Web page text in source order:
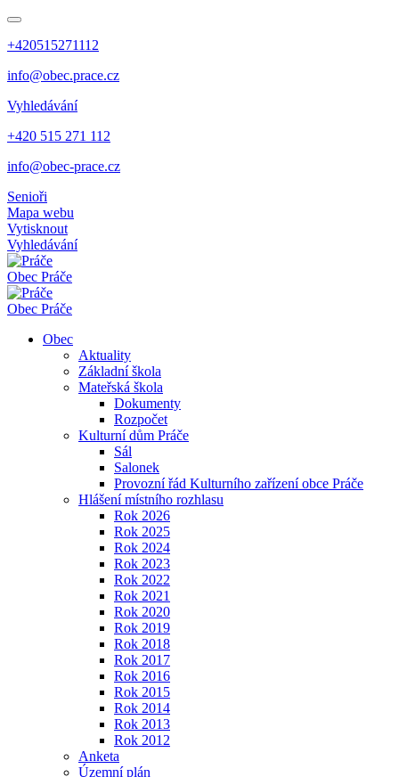
+420515271112
info@obec.prace.cz
Vyhledávání
+420 515 271 112
info@obec-prace.cz
Senioři
Mapa webu
Vytisknout
Vyhledávání
Obec Práče
Obec Práče
Obec
Aktuality
Základní škola
Mateřská škola
Dokumenty
Rozpočet
Kulturní dům Práče
Sál
Salonek
Provozní řád Kulturního zařízení obce Práče
Hlášení místního rozhlasu
Rok 2026
Rok 2025
Rok 2024
Rok 2023
Rok 2022
Rok 2021
Rok 2020
Rok 2019
Rok 2018
Rok 2017
Rok 2016
Rok 2015
Rok 2014
Rok 2013
Rok 2012
Anketa
Územní plán